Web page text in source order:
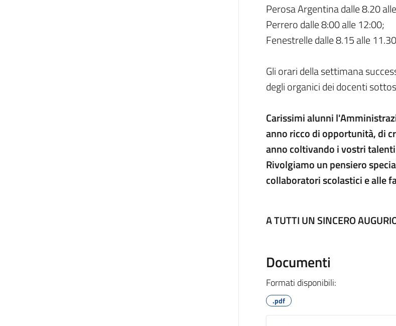
Perosa Argentina dalle 8.20
Perrero dalle 8:00 alle 12:00;
Fenestrelle dalle 8.15 alle
Gli orari della settimana
degli organici dei docenti
Carissimi alunni
anno ricco di opportunità, di
anno coltivando i vostri
Rivolgiamo un pensiero
collaboratori scolastici e alle
A TUTTI UN SINCERO
Documenti
Formati disponibili:
.pdf